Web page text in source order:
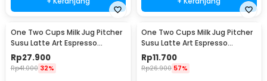
One Two Cups Milk Jug Pitcher
Susu Latte Art Espresso
Stainless Steel 200ml - J068
Rp27.900
Rp41.000 32%
One Two Cups Milk Jug Pitcher
Susu Latte Art Espresso
Stainless Steel 1oz - S06HG
Rp11.700
Rp26.900 57%